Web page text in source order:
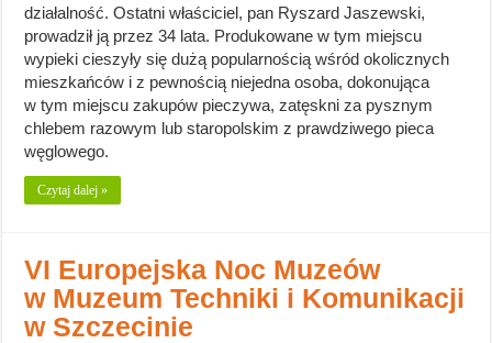
działalność. Ostatni właściciel, pan Ryszard Jaszewski,
prowadził ją przez 34 lata. Produkowane w tym miejscu
wypieki cieszyły się dużą popularnością wśród okolicznych
mieszkańców i z pewnością niejedna osoba, dokonująca
w tym miejscu zakupów pieczywa, zatęskni za pysznym
chlebem razowym lub staropolskim z prawdziwego pieca
węglowego.
Czytaj dalej »
VI Europejska Noc Muzeów
w Muzeum Techniki i Komunikacji
w Szczecinie